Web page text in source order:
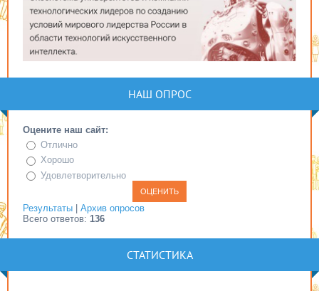
НАШ ОПРОС
Оцените наш сайт:
Отлично
Хорошо
Удовлетворительно
Результаты
Архив опросов
Всего ответов: 136
СТАТИСТИКА